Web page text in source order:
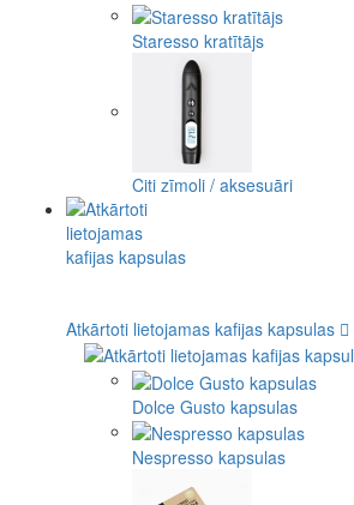
Staresso kratītājs
Citi zīmoli / aksesuāri
Atkārtoti lietojamas kafijas kapsulas
Dolce Gusto kapsulas
Nespresso kapsulas